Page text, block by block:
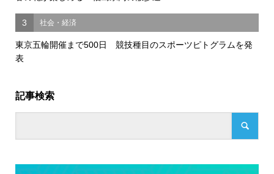
3 社会・経済
東京五輪開催まで500日 競技種目のスポーツピトグラムを発
表
記事検索